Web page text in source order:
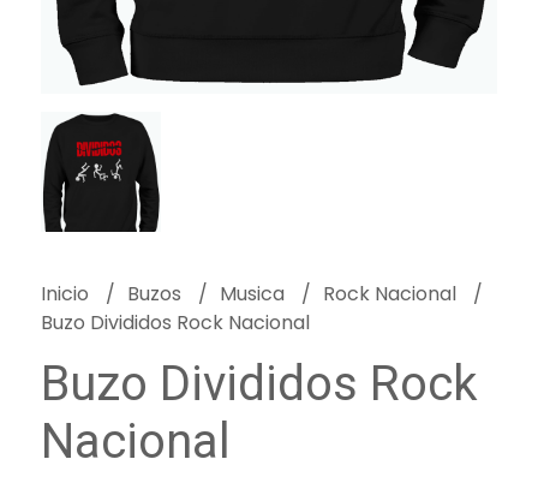
Inicio Buzos Musica
Rock Nacional
Buzo Divididos Rock Nacional
Buzo Divididos Rock
Nacional